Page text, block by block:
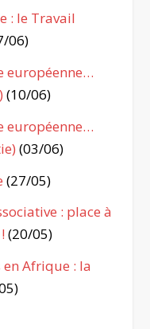
: le Travail
06)
européenne…
(10/06)
européenne…
(03/06)
(27/05)
: place à
(20/05)
Afrique : la